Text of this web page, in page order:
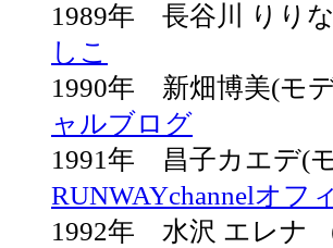
1989年 長谷川 り
しこ
1990年 新畑博美(
ャルブログ
1991年 昌子カエ
RUNWAYchannelオフ
1992年 水沢 エレ